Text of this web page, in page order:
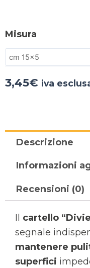
Misura
3,45€ iva
Descrizione
Informazioni
Recensioni (0)
Il cartello
segnale
mantenere
superfici